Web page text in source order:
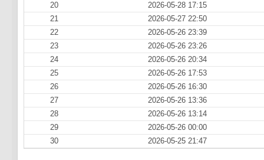
20
2026-05-28 17:15
21
2026-05-27 22:50
22
2026-05-26 23:39
23
2026-05-26 23:26
24
2026-05-26 20:34
25
2026-05-26 17:53
26
2026-05-26 16:30
27
2026-05-26 13:36
28
2026-05-26 13:14
29
2026-05-26 00:00
30
2026-05-25 21:47